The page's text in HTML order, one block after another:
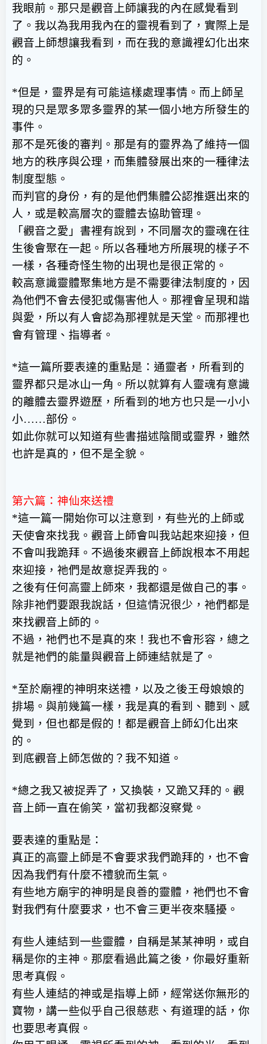
我眼前。那只是觀音上師讓我的內在感覺看到
了。我以為我用我內在的靈視看到了，實際上是
觀音上師想讓我看到，而在我的意識裡幻化出來
的。
*但是，靈界是有可能這樣處理事情。而上師呈
現的只是眾多眾多靈界的某一個小地方所發生的
事件。
那不是死後的審判。那是有的靈界為了維持一個
地方的秩序與公理，而集體發展出來的一種律法
制度型態。
而判官的身份，有的是他們集體公認推選出來的
人，或是較高層次的靈體去協助管理。
「觀音之愛」書裡有說到，不同層次的靈魂在往
生後會聚在一起。所以各種地方所展現的樣子不
一樣，各種奇怪生物的出現也是很正常的。
較高意識靈體聚集地方是不需要律法制度的，因
為他們不會去侵犯或傷害他人。那裡會呈現和諧
與愛，所以有人會認為那裡就是天堂。而那裡也
會有管理、指導者。
*這一篇所要表達的重點是：通靈者，所看到的
靈界都只是冰山一角。所以就算有人靈魂有意識
的離體去靈界遊歷，所看到的地方也只是一小小
小……部份。
如此你就可以知道有些書描述陰間或靈界，雖然
也許是真的，但不是全貌。
第六篇：神仙來送禮
*這一篇一開始你可以注意到，有些光的上師或
天使會來找我。觀音上師會叫我站起來迎接，但
不會叫我跪拜。不過後來觀音上師說根本不用起
來迎接，祂們是故意捉弄我的。
之後有任何高靈上師來，我都還是做自己的事。
除非祂們要跟我說話，但這情況很少，祂們都是
來找觀音上師的。
不過，祂們也不是真的來！我也不會形容，總之
就是祂們的能量與觀音上師連結就是了。
*至於廟裡的神明來送禮，以及之後王母娘娘的
排場。與前幾篇一樣，我是真的看到、聽到、感
覺到，但也都是假的！都是觀音上師幻化出來
的。
到底觀音上師怎做的？我不知道。
*總之我又被捉弄了，又換裝，又跪又拜的。觀
音上師一直在偷笑，當初我都沒察覺。
要表達的重點是：
真正的高靈上師是不會要求我們跪拜的，也不會
因為我們有什麼不禮貌而生氣。
有些地方廟宇的神明是良善的靈體，祂們也不會
對我們有什麼要求，也不會三更半夜來騷擾。
有些人連結到一些靈體，自稱是某某神明，或自
稱是你的主神。那麼看過此篇之後，你最好重新
思考真假。
有些人連結的神或是指導上師，經常送你無形的
寶物，講一些似乎自己很慈悲、有道理的話，你
也要思考真假。